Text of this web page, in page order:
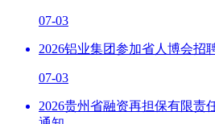
07-03
2026铝业集团参加省人博会招
07-03
2026贵州省融资再担保有限责